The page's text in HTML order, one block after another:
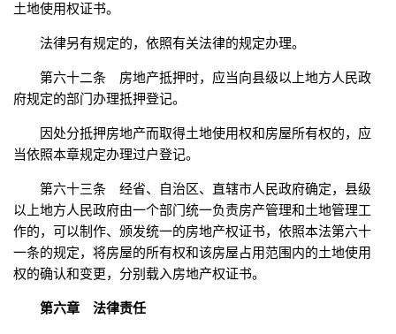
土地使用权证书。
法律另有规定的，依照有关法律的规定办理。
第六十二条 房地产抵押时，应当向县级以上地方人民政
府规定的部门办理抵押登记。
因处分抵押房地产而取得土地使用权和房屋所有权的，应
当依照本章规定办理过户登记。
第六十三条 经省、自治区、直辖市人民政府确定，县级
以上地方人民政府由一个部门统一负责房产管理和土地管理工
作的，可以制作、颁发统一的房地产权证书，依照本法第六十
一条的规定，将房屋的所有权和该房屋占用范围内的土地使用
权的确认和变更，分别载入房地产权证书。
第六章 法律责任